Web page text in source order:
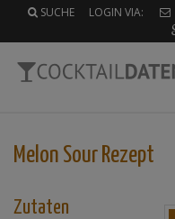
SUCHE LOGIN VIA:
Melon Sour Rezept
Zutaten